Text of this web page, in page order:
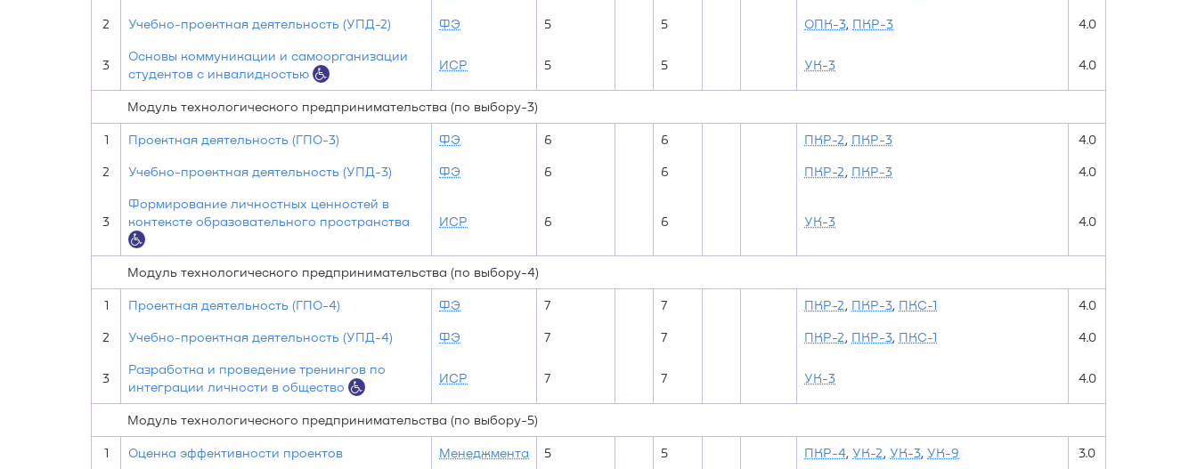
2 Учебно-проектная деятельность (УПД-2) ФЭ 5 5 ОПК-3, ПКР-3 4.0
3
Основы коммуникации и самоорганизации
студентов с инвалидностью
ИСР 5 5 УК-3 4.0
Модуль технологического предпринимательства (по выбору-3)
1 Проектная деятельность (ГПО-3) ФЭ 6 6 ПКР-2, ПКР-3 4.0
2 Учебно-проектная деятельность (УПД-3) ФЭ 6 6 ПКР-2, ПКР-3 4.0
3
Формирование личностных ценностей в
контексте образовательного пространства
ИСР 6 6 УК-3 4.0
Модуль технологического предпринимательства (по выбору-4)
1 Проектная деятельность (ГПО-4) ФЭ 7 7 ПКР-2, ПКР-3, ПКС-1 4.0
2 Учебно-проектная деятельность (УПД-4) ФЭ 7 7 ПКР-2, ПКР-3, ПКС-1 4.0
3
Разработка и проведение тренингов по
интеграции личности в общество
ИСР 7 7 УК-3 4.0
Модуль технологического предпринимательства (по выбору-5)
1 Оценка эффективности проектов Менеджмента 5 5 ПКР-4, УК-2, УК-3, УК-9 3.0